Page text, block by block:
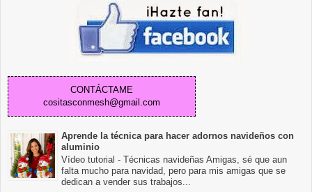
CONTÁCTAME
cositasconmesh@gmail.com
Aprende la técnica para hacer adornos navideños con
aluminio
Vídeo tutorial - Técnicas navideñas Amigas, sé que aun
falta mucho para navidad, pero para mis amigas que se
dedican a vender sus trabajos...